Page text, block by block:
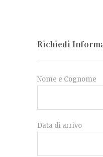
Richiedi
Nome e Cognome
Data di arrivo